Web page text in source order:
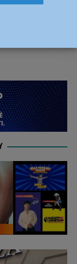
utile netto